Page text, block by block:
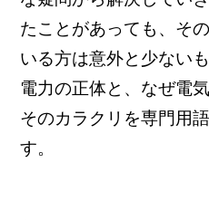
たことがあっても、そ
いる方は意外と少ない
電力の正体と、なぜ電
そのカラクリを専門用
す。